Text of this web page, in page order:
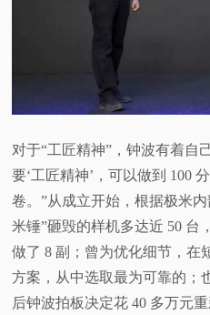
对于“工匠精神”，钟波有着自
要‘工匠精神’，可以做到 100
卷。”从成立开始，根据极米
米锤”砸毁的样机多达近 50 台
做了 8 副；曾为优化细节，在
方案，从中选取最为可靠的；
后钟波拍板决定花 40 多万元重